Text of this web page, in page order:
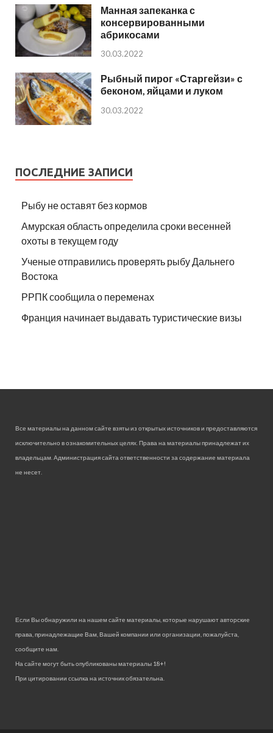
Манная запеканка с
консервированными
абрикосами
30.03.2022
Рыбный пирог «Старгейзи» с
беконом, яйцами и луком
30.03.2022
ПОСЛЕДНИЕ ЗАПИСИ
Рыбу не оставят без кормов
Амурская область определила сроки весенней
охоты в текущем году
Ученые отправились проверять рыбу Дальнего
Востока
РРПК сообщила о переменах
Франция начинает выдавать туристические визы
Все материалы на данном сайте взяты из открытых источников и предоставляются
исключительно в ознакомительных целях. Права на материалы принадлежат их
владельцам. Администрация сайта ответственности за содержание материала
не несет.
Если Вы обнаружили на нашем сайте материалы, которые нарушают авторские
права, принадлежащие Вам, Вашей компании или организации, пожалуйста,
сообщите нам.
На сайте могут быть опубликованы материалы 18+!
При цитировании ссылка на источник обязательна.